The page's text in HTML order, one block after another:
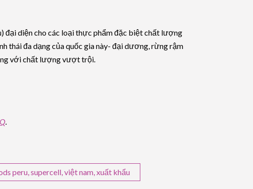
đại diện cho các loại thực phẩm đặc biệt chất lượng
thái đa dạng của quốc gia này- đại dương, rừng rậm
với chất lượng vượt trội.
.
peru,supercell,việt nam,xuất khẩu